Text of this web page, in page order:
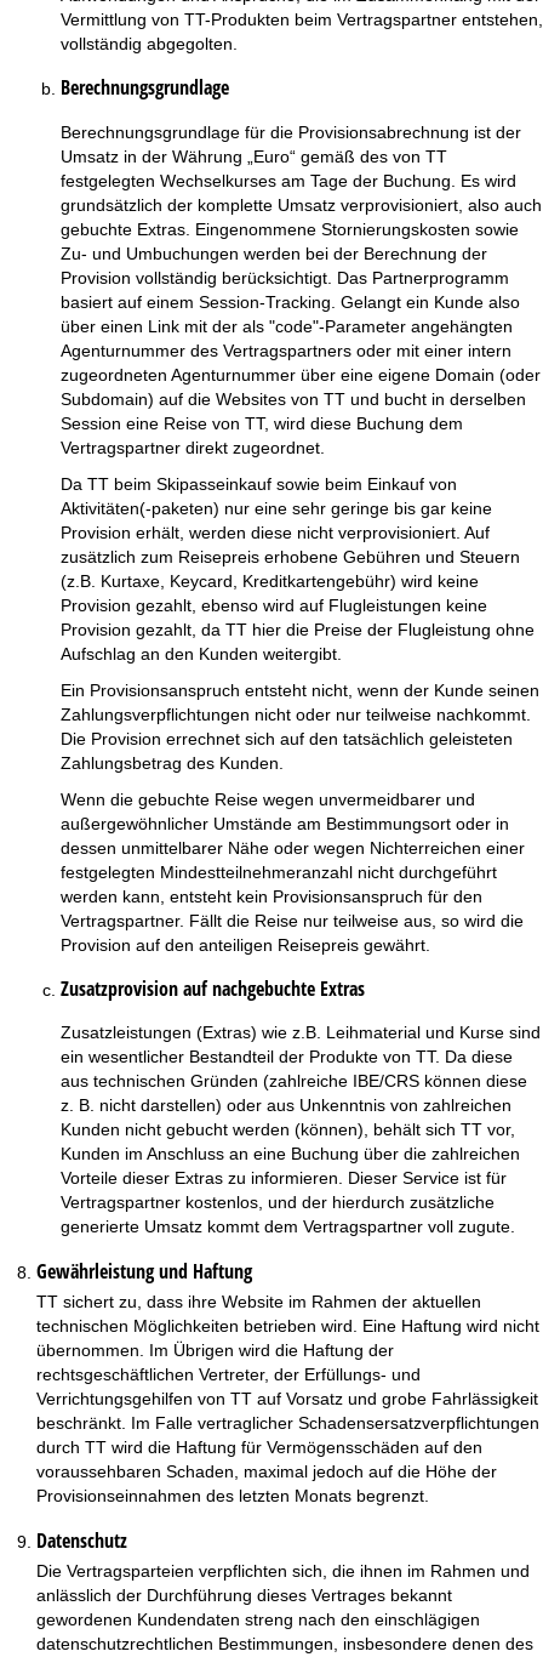
Vermittlung von TT-Produkten beim Vertragspartner entstehen,
vollständig abgegolten.
Berechnungsgrundlage
Berechnungsgrundlage für die Provisionsabrechnung ist der
Umsatz in der Währung „Euro“ gemäß des von TT
festgelegten Wechselkurses am Tage der Buchung. Es wird
grundsätzlich der komplette Umsatz verprovisioniert, also auch
gebuchte Extras. Eingenommene Stornierungskosten sowie
Zu- und Umbuchungen werden bei der Berechnung der
Provision vollständig berücksichtigt. Das Partnerprogramm
basiert auf einem Session-Tracking. Gelangt ein Kunde also
über einen Link mit der als "code"-Parameter angehängten
Agenturnummer des Vertragspartners oder mit einer intern
zugeordneten Agenturnummer über eine eigene Domain (oder
Subdomain) auf die Websites von TT und bucht in derselben
Session eine Reise von TT, wird diese Buchung dem
Vertragspartner direkt zugeordnet.
Da TT beim Skipasseinkauf sowie beim Einkauf von
Aktivitäten(-paketen) nur eine sehr geringe bis gar keine
Provision erhält, werden diese nicht verprovisioniert. Auf
zusätzlich zum Reisepreis erhobene Gebühren und Steuern
(z.B. Kurtaxe, Keycard, Kreditkartengebühr) wird keine
Provision gezahlt, ebenso wird auf Flugleistungen keine
Provision gezahlt, da TT hier die Preise der Flugleistung ohne
Aufschlag an den Kunden weitergibt.
Ein Provisionsanspruch entsteht nicht, wenn der Kunde seinen
Zahlungsverpflichtungen nicht oder nur teilweise nachkommt.
Die Provision errechnet sich auf den tatsächlich geleisteten
Zahlungsbetrag des Kunden.
Wenn die gebuchte Reise wegen unvermeidbarer und
außergewöhnlicher Umstände am Bestimmungsort oder in
dessen unmittelbarer Nähe oder wegen Nichterreichen einer
festgelegten Mindestteilnehmeranzahl nicht durchgeführt
werden kann, entsteht kein Provisionsanspruch für den
Vertragspartner. Fällt die Reise nur teilweise aus, so wird die
Provision auf den anteiligen Reisepreis gewährt.
Zusatzprovision auf nachgebuchte Extras
Zusatzleistungen (Extras) wie z.B. Leihmaterial und Kurse sind
ein wesentlicher Bestandteil der Produkte von TT. Da diese
aus technischen Gründen (zahlreiche IBE/CRS können diese
z. B. nicht darstellen) oder aus Unkenntnis von zahlreichen
Kunden nicht gebucht werden (können), behält sich TT vor,
Kunden im Anschluss an eine Buchung über die zahlreichen
Vorteile dieser Extras zu informieren. Dieser Service ist für
Vertragspartner kostenlos, und der hierdurch zusätzliche
generierte Umsatz kommt dem Vertragspartner voll zugute.
Gewährleistung und Haftung
TT sichert zu, dass ihre Website im Rahmen der aktuellen
technischen Möglichkeiten betrieben wird. Eine Haftung wird nicht
übernommen. Im Übrigen wird die Haftung der
rechtsgeschäftlichen Vertreter, der Erfüllungs- und
Verrichtungsgehilfen von TT auf Vorsatz und grobe Fahrlässigkeit
beschränkt. Im Falle vertraglicher Schadensersatzverpflichtungen
durch TT wird die Haftung für Vermögensschäden auf den
voraussehbaren Schaden, maximal jedoch auf die Höhe der
Provisionseinnahmen des letzten Monats begrenzt.
Datenschutz
Die Vertragsparteien verpflichten sich, die ihnen im Rahmen und
anlässlich der Durchführung dieses Vertrages bekannt
gewordenen Kundendaten streng nach den einschlägigen
datenschutzrechtlichen Bestimmungen, insbesondere denen des